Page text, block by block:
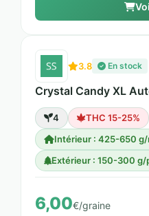
3.8 En stock
Crystal Candy XL
4 THC 15-25%
Intérieur : 425-650
Extérieur : 150-300 g/
6,00€/graine